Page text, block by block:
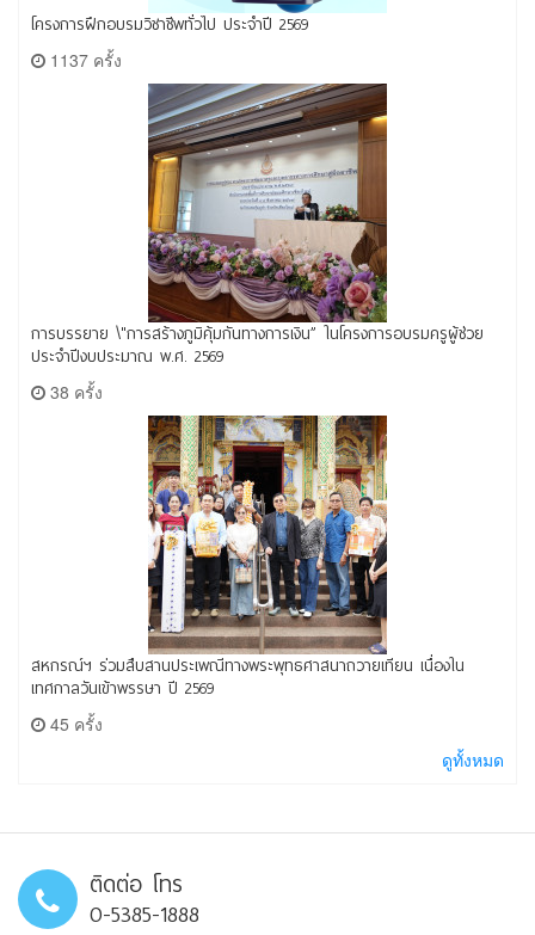
โครงการฝึกอบรมวิชาชีพทั่วไป ประจำปี 2569
1137 ครั้ง
การบรรยาย \"การสร้างภูมิคุ้มกันทางการเงิน” ในโครงการอบรมครูผู้ช่วย
ประจำปีงบประมาณ พ.ศ. 2569
38 ครั้ง
สหกรณ์ฯ ร่วมสืบสานประเพณีทางพระพุทธศาสนาถวายเทียน เนื่องใน
เทศกาลวันเข้าพรรษา ปี 2569
45 ครั้ง
ดูทั้งหมด
ติดต่อ โทร
0-5385-1888